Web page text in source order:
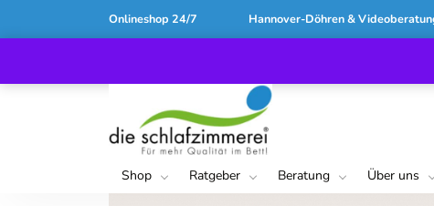
Onlineshop 24/7 Hannover-Döhren &
Shop Ratgeber Beratung Über uns